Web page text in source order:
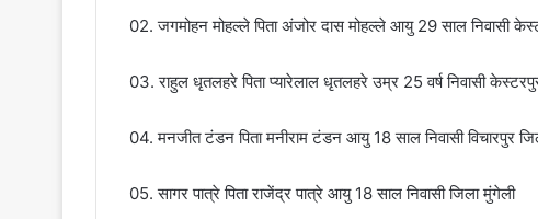
02. जगमोहन मोहल्ले पिता अंजोर दास मोहल्ले आयु 29 साल निवासी
03. राहुल धृतलहरे पिता प्यारेलाल धृतलहरे उम्र 25 वर्ष निवासी
04. मनजीत टंडन पिता मनीराम टंडन आयु 18 साल निवासी विचारपुर
05. सागर पात्रे पिता राजेंद्र पात्रे आयु 18 साल निवासी जिला मुंगेली